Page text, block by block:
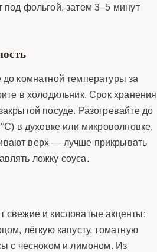
под фольгой, затем 3–5 минут
до комнатной температуры за
в холодильник. Срок хранения
посуде. Разогревайте до
в духовке или микроволновке,
верх — лучше прикрывать
ложку соуса.
свежие и кисловатые акценты:
лёгкую капусту, томатную
с чесноком и лимоном. Из